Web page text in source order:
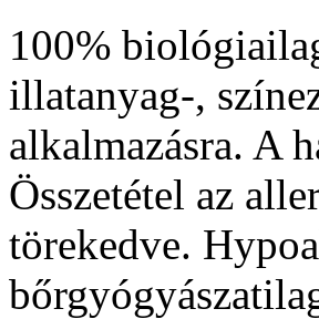
100%
illatanyag-,
alkalmazásra. A
Összetétel az
törekedve.